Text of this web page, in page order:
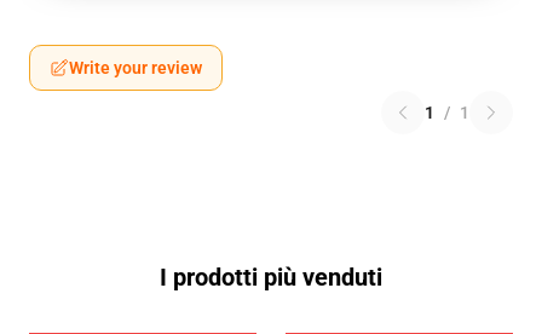
Write your review
1 / 1
I prodotti più venduti